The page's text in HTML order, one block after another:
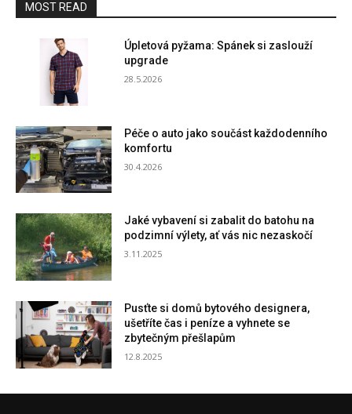
MOST READ
Úpletová pyžama: Spánek si zaslouží
upgrade
28.5.2026
Péče o auto jako součást každodenního
komfortu
30.4.2026
Jaké vybavení si zabalit do batohu na
podzimní výlety, ať vás nic nezaskočí
3.11.2025
Pusťte si domů bytového designera,
ušetříte čas i peníze a vyhnete se
zbytečným přešlapům
12.8.2025